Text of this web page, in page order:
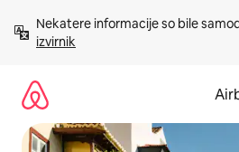
vsebino
Nekatere informacije so bile
izvirnik